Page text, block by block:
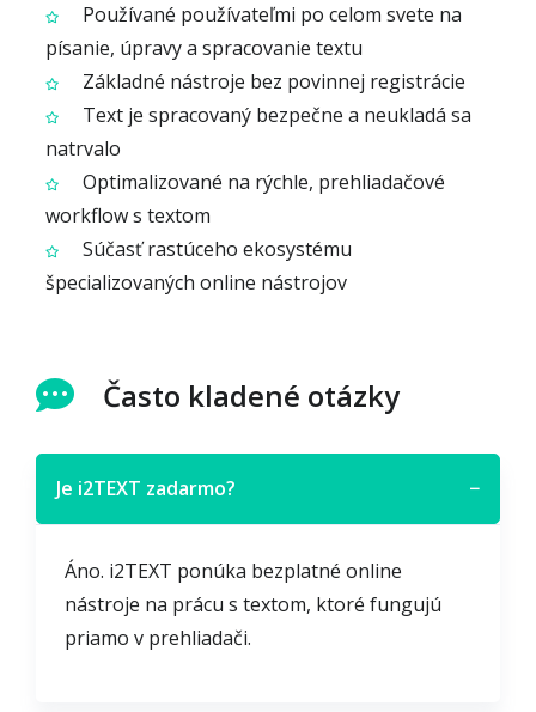
Používané používateľmi po celom svete na
písanie, úpravy a spracovanie textu
Základné nástroje bez povinnej registrácie
Text je spracovaný bezpečne a neukladá sa
natrvalo
Optimalizované na rýchle, prehliadačové
workflow s textom
Súčasť rastúceho ekosystému
špecializovaných online nástrojov
Často kladené otázky
Je i2TEXT zadarmo? −
Áno. i2TEXT ponúka bezplatné online
nástroje na prácu s textom, ktoré fungujú
priamo v prehliadači.